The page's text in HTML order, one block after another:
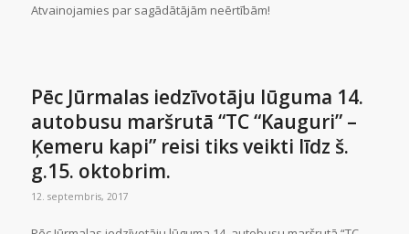
Atvainojamies par sagādātājām neērtībām!
Pēc Jūrmalas iedzīvotāju lūguma 14.
autobusu maršrutā “TC “Kauguri” –
Ķemeru kapi” reisi tiks veikti līdz š.
g.15. oktobrim.
12. septembris, 2017